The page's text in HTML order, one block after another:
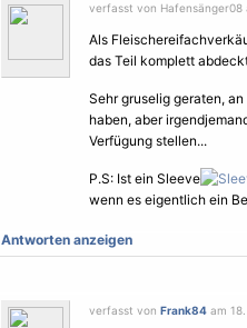
verfasst von Hafensänger08
Als
das Teil komplett
Sehr gruselig geraten,
haben, aber
Verfügung stellen...
P.S: Ist ein Sleeve
wenn es eigentlich ein
Antworten anzeigen
verfasst von Frank84 am